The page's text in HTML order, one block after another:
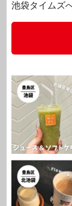
池袋タイムズ